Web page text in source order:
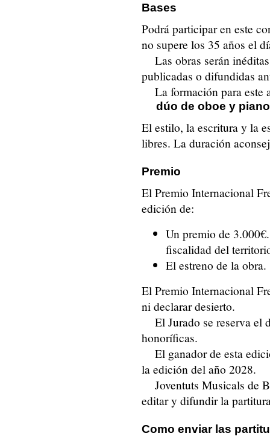
Bases
Podrá participar en este
no supere los 35 años el
Las obras serán
publicadas o difundidas
La formación para este
dúo de oboe y
El estilo, la escritura y la
libres. La duración
Premio
El Premio Internacional
edición de:
Un premio de
fiscalidad del
El estreno de la obra.
El Premio Internacional
ni declarar desierto.
El Jurado se reserva el
honoríficas.
El ganador de esta
la edición del año 2028.
Joventuts Musicals de
editar y difundir la
Como enviar las